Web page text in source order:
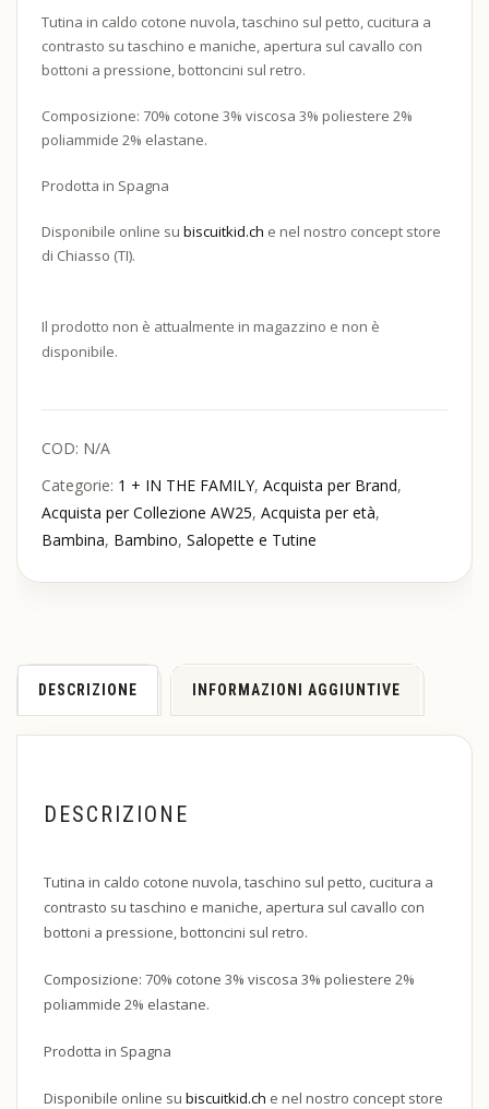
Tutina in caldo cotone nuvola, taschino sul petto, cucitura a
contrasto su taschino e maniche, apertura sul cavallo con
bottoni a pressione, bottoncini sul retro.
Composizione: 70% cotone 3% viscosa 3% poliestere 2%
poliammide 2% elastane.
Prodotta in Spagna
Disponibile online su biscuitkid.ch e nel nostro concept store
di Chiasso (TI).
Il prodotto non è attualmente in magazzino e non è
disponibile.
COD: N/A
Categorie: 1 + IN THE FAMILY, Acquista per Brand,
Acquista per Collezione AW25, Acquista per età,
Bambina, Bambino, Salopette e Tutine
DESCRIZIONE INFORMAZIONI AGGIUNTIVE
DESCRIZIONE
Tutina in caldo cotone nuvola, taschino sul petto, cucitura a
contrasto su taschino e maniche, apertura sul cavallo con
bottoni a pressione, bottoncini sul retro.
Composizione: 70% cotone 3% viscosa 3% poliestere 2%
poliammide 2% elastane.
Prodotta in Spagna
Disponibile online su biscuitkid.ch e nel nostro concept store